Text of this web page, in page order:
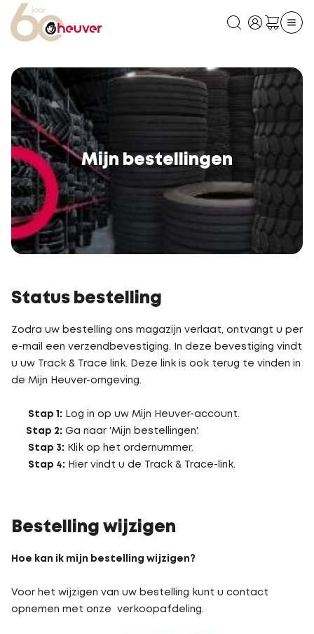
Mijn bestellingen
Status bestelling
Zodra uw bestelling ons magazijn verlaat, ontvangt u per
e-mail een verzendbevestiging. In deze bevestiging vindt
u uw Track & Trace link. Deze link is ook terug te vinden in
de Mijn Heuver-omgeving.
Stap 1: Log in op uw Mijn Heuver-account.
Stap 2: Ga naar 'Mijn bestellingen'.
Stap 3: Klik op het ordernummer.
Stap 4: Hier vindt u de Track & Trace-link.
Bestelling wijzigen
Hoe kan ik mijn bestelling wijzigen?
Voor het wijzigen van uw bestelling kunt u contact
opnemen met onze verkoopafdeling.